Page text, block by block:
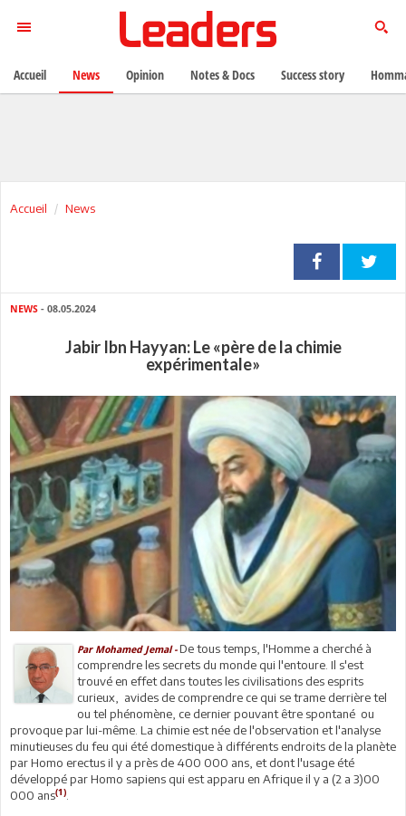
Accueil News
NEWS - 08.05.2024
Jabir Ibn Hayyan: Le «père de la chimie
expérimentale»
Par Mohamed Jemal -De tous temps, l'Homme a cherché à
comprendre les secrets du monde qui l'entoure. Il s'est
trouvé en effet dans toutes les civilisations des esprits
curieux, avides de comprendre ce qui se trame derrière tel
ou tel phénomène, ce dernier pouvant être spontané ou
provoque par lui-même. La chimie est née de l'observation et l'analyse
minutieuses du feu qui été domestique à différents endroits de la planète
par Homo erectus il y a près de 400 000 ans, et dont l'usage été
développé par Homo sapiens qui est apparu en Afrique il y a (2 a 3)00
000 ans(1)
Accueil News Opinion Notes & Docs Success story